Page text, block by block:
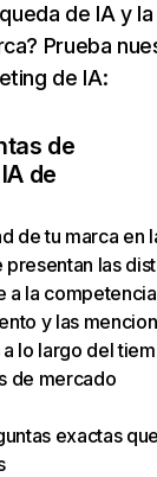
de IA y la
Prueba
de IA:
de
de
de tu marca en
las
a la competencia
y las
lo largo del
de mercado
exactas